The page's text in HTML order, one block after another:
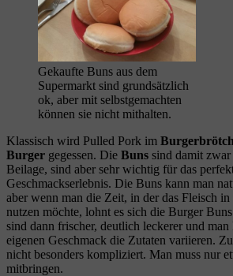
Gekaufte Buns aus dem
Supermarkt sind grundsätzlich
ok, aber mit selbstgemachten
können sie nicht mithalten.
Klassisch wird Pulled Pork im
Burger gegessen. Die Buns sind damit
Beilage, sind aber sehr wichtig für das
Geschmackserlebnis. Die Buns kann man
aber wenn man die Zeit, in der das Fleisch
nutzen möchte, lohnt es sich die Burger
sind dann frischer, deutlich leckerer und man
eigenen Geschmack die Zutaten variieren.
nicht besonders kompliziert. Man muss nur
mitbringen.